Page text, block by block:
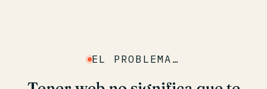
EL PROBLEMA…